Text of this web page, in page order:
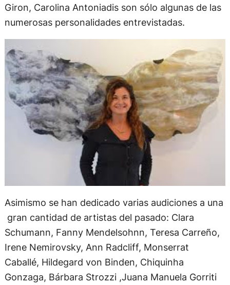
Giron, Carolina Antoniadis son sólo algunas de las
numerosas personalidades entrevistadas.
Asimismo se han dedicado varias audiciones a una
gran cantidad de artistas del pasado: Clara
Schumann, Fanny Mendelsohnn, Teresa Carreño,
Irene Nemirovsky, Ann Radcliff, Monserrat
Caballé, Hildegard von Binden, Chiquinha
Gonzaga, Bárbara Strozzi ,Juana Manuela Gorriti